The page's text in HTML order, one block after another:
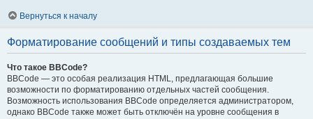
Вернуться к началу
Форматирование сообщений и типы создаваемых тем
Что такое BBCode?
BBCode — это особая реализация HTML, предлагающая большие
возможности по форматированию отдельных частей сообщения.
Возможность использования BBCode определяется администратором,
однако BBCode также может быть отключён на уровне сообщения в